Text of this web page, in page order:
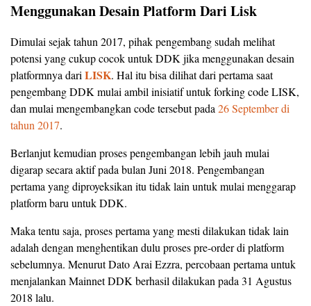
Menggunakan Desain Platform Dari Lisk
Dimulai sejak tahun 2017, pihak pengembang sudah melihat
potensi yang cukup cocok untuk DDK jika menggunakan desain
platformnya dari LISK. Hal itu bisa dilihat dari pertama saat
pengembang DDK mulai ambil inisiatif untuk forking code LISK,
dan mulai mengembangkan code tersebut pada 26 September di
tahun 2017.
Berlanjut kemudian proses pengembangan lebih jauh mulai
digarap secara aktif pada bulan Juni 2018. Pengembangan
pertama yang diproyeksikan itu tidak lain untuk mulai menggarap
platform baru untuk DDK.
Maka tentu saja, proses pertama yang mesti dilakukan tidak lain
adalah dengan menghentikan dulu proses pre-order di platform
sebelumnya. Menurut Dato Arai Ezzra, percobaan pertama untuk
menjalankan Mainnet DDK berhasil dilakukan pada 31 Agustus
2018 lalu.